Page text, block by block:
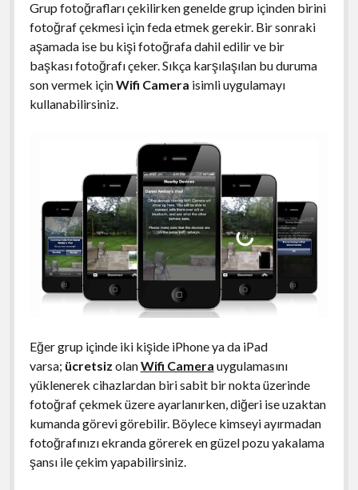
Grup fotoğrafları çekilirken genelde grup içinden birini
fotoğraf çekmesi için feda etmek gerekir. Bir sonraki
aşamada ise bu kişi fotoğrafa dahil edilir ve bir
başkası fotoğrafı çeker. Sıkça karşılaşılan bu duruma
son vermek içinWifi Camera isimli uygulamayı
kullanabilirsiniz.
Eğer grup içinde iki kişide iPhone ya da iPad
varsa; ücretsiz olanWifi Camera uygulamasını
yüklenerek cihazlardan biri sabit bir nokta üzerinde
fotoğraf çekmek üzere ayarlanırken, diğeri ise uzaktan
kumanda görevi görebilir. Böylece kimseyi ayırmadan
fotoğrafınızı ekranda görerek en güzel pozu yakalama
şansı ile çekim yapabilirsiniz.